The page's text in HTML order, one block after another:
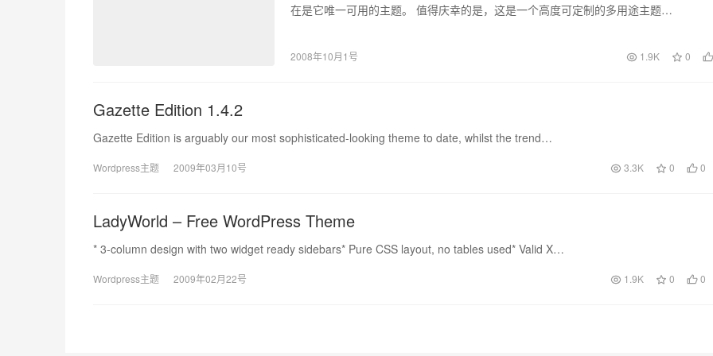
在是它唯一可用的主题。 值得庆幸的是，这是一个高度可定制的多用途主题…
2008年10月1号 1.9K 0
Gazette Edition 1.4.2
Gazette Edition is arguably our most sophisticated-looking theme to date, whilst the trend…
Wordpress主题 2009年03月10号 3.3K 0 0
LadyWorld – Free WordPress Theme
* 3-column design with two widget ready sidebars* Pure CSS layout, no tables used* Valid X…
Wordpress主题 2009年02月22号 1.9K 0 0